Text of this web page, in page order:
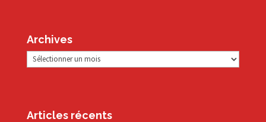
Archives
Archives
Articles récents